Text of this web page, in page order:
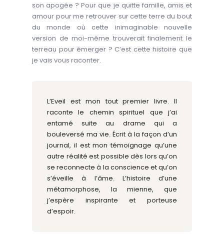
son apogée ? Pour que je quitte famille, amis et
amour pour me retrouver sur cette terre du bout
du monde où cette inimaginable nouvelle
version de moi-même trouverait finalement le
terreau pour émerger ? C’est cette histoire que
je vais vous raconter.
L’Eveil est mon tout premier livre. Il
raconte le chemin spirituel que j’ai
entamé suite au drame qui a
bouleversé ma vie. Écrit à la façon d’un
journal, il est mon témoignage qu’une
autre réalité est possible dès lors qu’on
se reconnecte à la conscience et qu’on
s’éveille à l’âme. L’histoire d’une
métamorphose, la mienne, que
j’espère inspirante et porteuse
d’espoir.